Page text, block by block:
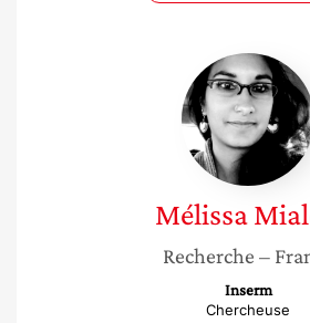
Mélissa
Mialon
Mélissa
Recherche –
Inserm
Chercheuse